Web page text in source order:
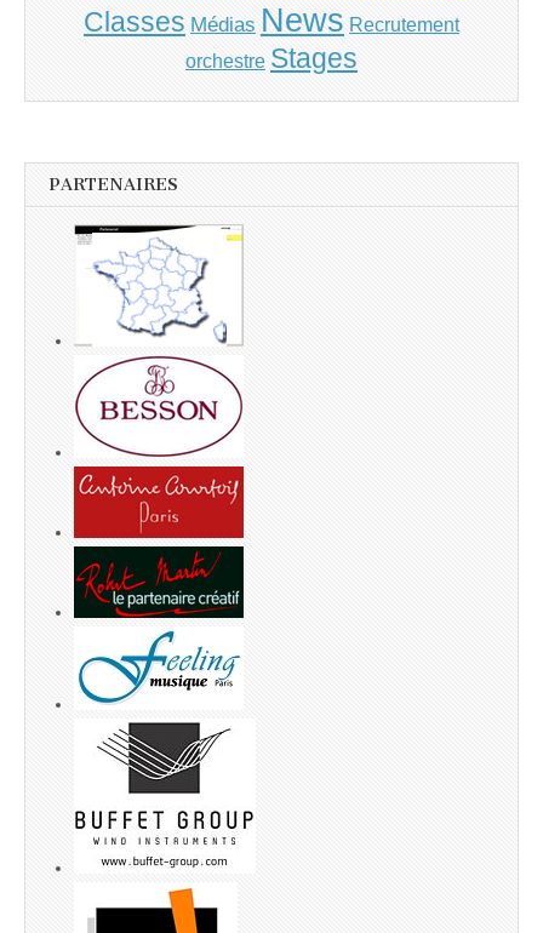
Classes Médias News Recrutement
orchestre Stages
PARTENAIRES